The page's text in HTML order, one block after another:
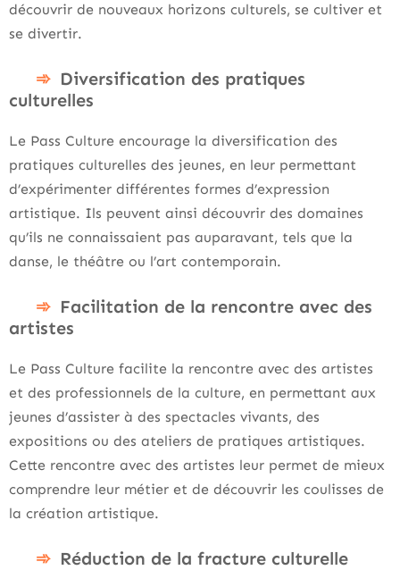
découvrir de nouveaux horizons culturels, se cultiver et
se divertir.
Diversification des pratiques
culturelles
Le Pass Culture encourage la diversification des
pratiques culturelles des jeunes, en leur permettant
d’expérimenter différentes formes d’expression
artistique. Ils peuvent ainsi découvrir des domaines
qu’ils ne connaissaient pas auparavant, tels que la
danse, le théâtre ou l’art contemporain.
Facilitation de la rencontre avec des
artistes
Le Pass Culture facilite la rencontre avec des artistes
et des professionnels de la culture, en permettant aux
jeunes d’assister à des spectacles vivants, des
expositions ou des ateliers de pratiques artistiques.
Cette rencontre avec des artistes leur permet de mieux
comprendre leur métier et de découvrir les coulisses de
la création artistique.
Réduction de la fracture culturelle